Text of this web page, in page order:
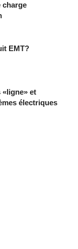
charge
EMT?
«ligne» et
électriques